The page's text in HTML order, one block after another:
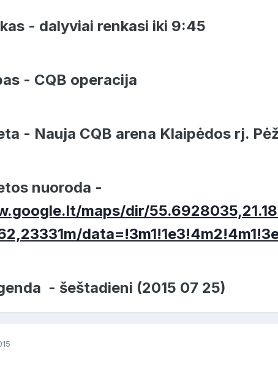
- dalyviai renkasi iki 9:45
- CQB operacija
- Nauja CQB arena Klaipėdos rj.
nuoroda -
maps/dir/
- šeštadieni (2015 07 25)